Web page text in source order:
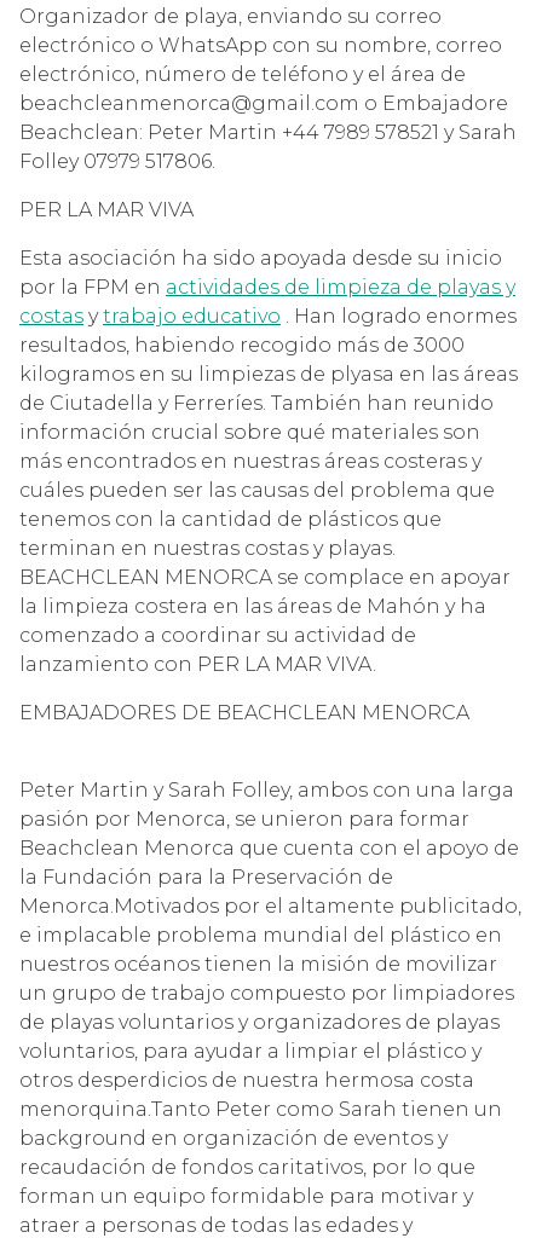
Organizador de playa, enviando su correo
electrónico o WhatsApp con su nombre, correo
electrónico, número de teléfono y el área de
beachcleanmenorca@gmail.com o Embajadore
Beachclean: Peter Martin +44 7989 578521 y Sarah
Folley 07979 517806.
PER LA MAR VIVA
Esta asociación ha sido apoyada desde su inicio
por la FPM en actividades de limpieza de playas y
costas ytrabajo educativo . Han logrado enormes
resultados, habiendo recogido más de 3000
kilogramos en su limpiezas de plyasa en las áreas
de Ciutadella y Ferreríes. También han reunido
información crucial sobre qué materiales son
más encontrados en nuestras áreas costeras y
cuáles pueden ser las causas del problema que
tenemos con
la cantidad de plásticos que
terminan en nuestras costas y playas.
BEACHCLEAN MENORCA se complace en apoyar
la limpieza costera en las áreas de Mahón y ha
comenzado a coordinar su actividad de
lanzamiento con PER LA MAR VIVA.
EMBAJADORES DE BEACHCLEAN MENORCA
Peter Martin y Sarah Folley, ambos con una larga
pasión por Menorca, se unieron para formar
Beachclean Menorca que cuenta con el apoyo de
la Fundación para la Preservación de
Menorca.Motivados por el altamente publicitado,
e implacable problema mundial del plástico en
nuestros océanos tienen la misión de movilizar
un grupo de trabajo compuesto por limpiadores
de playas voluntarios y organizadores de playas
voluntarios, para ayudar a limpiar el plástico y
otros desperdicios de nuestra hermosa costa
menorquina.Tanto Peter como Sarah tienen un
background en organización de eventos y
recaudación de fondos caritativos, por lo que
forman un equipo formidable para motivar y
atraer a personas de todas las edades y